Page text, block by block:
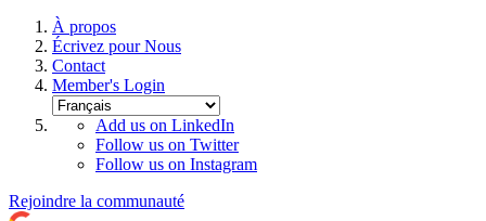
À propos
Écrivez pour Nous
Contact
Member's Login
Add us on LinkedIn
Follow us on Twitter
Follow us on Instagram
Rejoindre la communauté